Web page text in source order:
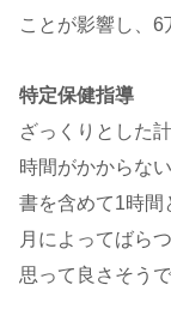
ことが影響し、6
特定保健指導
ざっくりとした
時間がかからな
書を含めて1時間
月によってばら
思って良さそうで